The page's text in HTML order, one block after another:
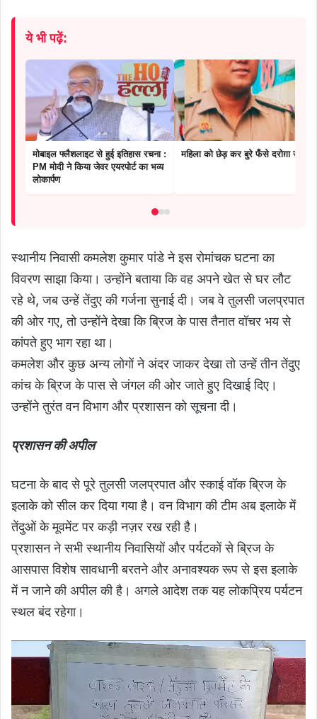
ये भी पढ़ें:
मोबाइल फ्लैशलाइट से हुई इतिहास रचना :
PM मोदी ने किया जेवर एयरपोर्ट का भव्य
लोकार्पण
महिला को छेड़ कर बुरे फँसे दरोग़ा जी
स्थानीय निवासी कमलेश कुमार पांडे ने इस रोमांचक घटना का
विवरण साझा किया। उन्होंने बताया कि वह अपने खेत से घर लौट
रहे थे, जब उन्हें तेंदुए की गर्जना सुनाई दी। जब वे तुलसी जलप्रपात
की ओर गए, तो उन्होंने देखा कि ब्रिज के पास तैनात वॉचर भय से
कांपते हुए भाग रहा था।
कमलेश और कुछ अन्य लोगों ने अंदर जाकर देखा तो उन्हें तीन तेंदुए
कांच के ब्रिज के पास से जंगल की ओर जाते हुए दिखाई दिए।
उन्होंने तुरंत वन विभाग और प्रशासन को सूचना दी।
प्रशासन की अपील
घटना के बाद से पूरे तुलसी जलप्रपात और स्काई वॉक ब्रिज के
इलाके को सील कर दिया गया है। वन विभाग की टीम अब इलाके में
तेंदुओं के मूवमेंट पर कड़ी नज़र रख रही है।
प्रशासन ने सभी स्थानीय निवासियों और पर्यटकों से ब्रिज के
आसपास विशेष सावधानी बरतने और अनावश्यक रूप से इस इलाके
में न जाने की अपील की है। अगले आदेश तक यह लोकप्रिय पर्यटन
स्थल बंद रहेगा।